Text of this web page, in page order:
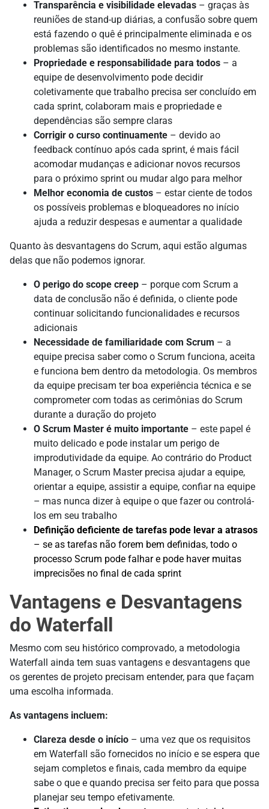
Transparência e visibilidade elevadas – graças às
reuniões de stand-up diárias, a confusão sobre quem
está fazendo o quê é principalmente eliminada e os
problemas são identificados no mesmo instante.
Propriedade e responsabilidade para todos – a
equipe de desenvolvimento pode decidir
coletivamente que trabalho precisa ser concluído em
cada sprint, colaboram mais e propriedade e
dependências são sempre claras
Corrigir o curso continuamente – devido ao
feedback contínuo após cada sprint, é mais fácil
acomodar mudanças e adicionar novos recursos
para o próximo sprint ou mudar algo para melhor
Melhor economia de custos – estar ciente de todos
os possíveis problemas e bloqueadores no início
ajuda a reduzir despesas e aumentar a qualidade
Quanto às desvantagens do Scrum, aqui estão algumas
delas que não podemos ignorar.
O perigo do scope creep – porque com Scrum a
data de conclusão não é definida, o cliente pode
continuar solicitando funcionalidades e recursos
adicionais
Necessidade de familiaridade com Scrum – a
equipe precisa saber como o Scrum funciona, aceita
e funciona bem dentro da metodologia. Os membros
da equipe precisam ter boa experiência técnica e se
comprometer com todas as cerimônias do Scrum
durante a duração do projeto
O Scrum Master é muito importante – este papel é
muito delicado e pode instalar um perigo de
improdutividade da equipe. Ao contrário do Product
Manager, o Scrum Master precisa ajudar a equipe,
orientar a equipe, assistir a equipe, confiar na equipe
– mas nunca dizer à equipe o que fazer ou controlá-
los em seu trabalho
Definição deficiente de tarefas pode levar a atrasos
– se as tarefas não forem bem definidas, todo o
processo Scrum pode falhar e pode haver muitas
imprecisões no final de cada sprint
Vantagens e Desvantagens
do Waterfall
Mesmo com seu histórico comprovado, a metodologia
Waterfall ainda tem suas vantagens e desvantagens que
os gerentes de projeto precisam entender, para que façam
uma escolha informada.
As vantagens incluem:
Clareza desde o início – uma vez que os requisitos
em Waterfall são fornecidos no início e se espera que
sejam completos e finais, cada membro da equipe
sabe o que e quando precisa ser feito para que possa
planejar seu tempo efetivamente.